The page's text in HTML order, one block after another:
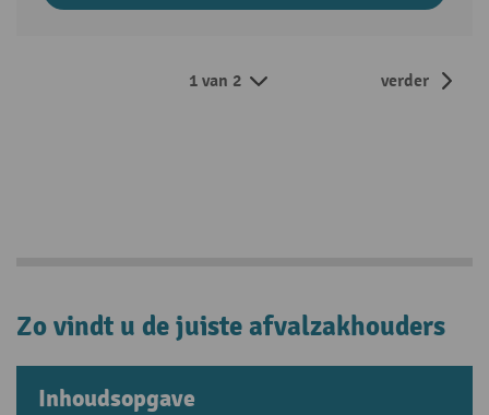
1 van 2 verder
Zo vindt u de juiste afvalzakhouders
Inhoudsopgave